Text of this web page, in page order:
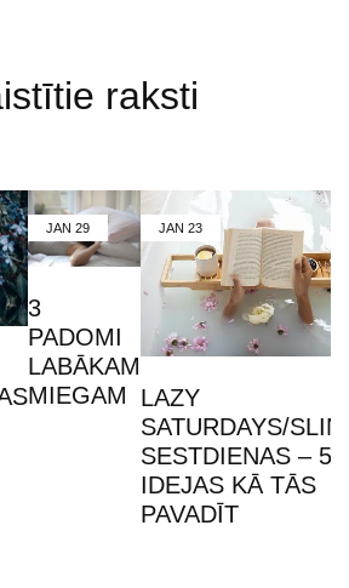
raksti
JAN 29
3
PADOMI
LABĀKAM
MIEGAM
JAN 23
LAZY
SATURDAYS/
SESTDIENAS – 5
IDEJAS KĀ TĀS
PAVADĪT